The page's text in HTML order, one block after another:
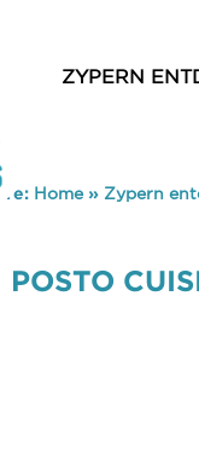
ZYPERN
Home» Zypern
POSTO